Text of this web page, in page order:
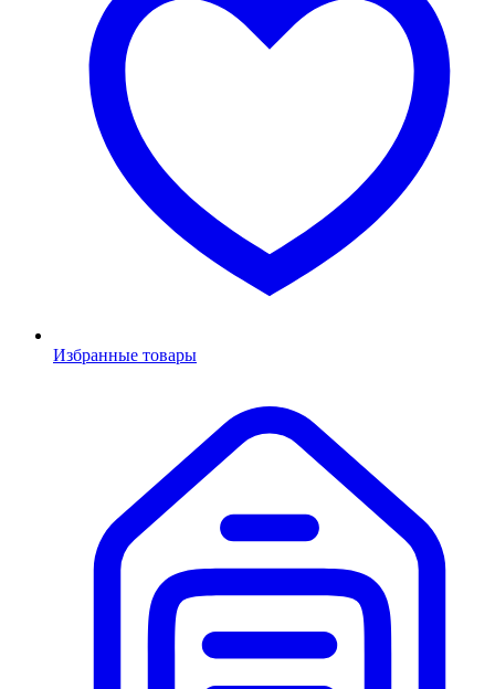
Избранные товары